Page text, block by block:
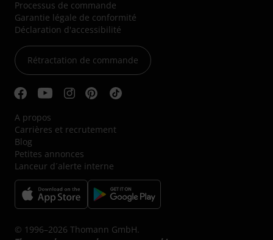
Processus de commande
Garantie légale de conformité
Déclaration d'accessibilité
Rétractation de commande
A propos
Carrières et recrutement
Blog
Petites annonces
Lanceur d´alerte interne
© 1996–2026 Thomann GmbH.